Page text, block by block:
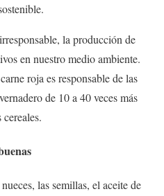
la producción de
en nuestro medio ambiente.
roja es responsable de las
de 10 a 40 veces más
las semillas, el aceite de